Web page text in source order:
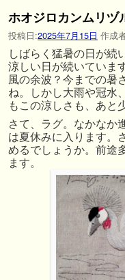
ホオジロカンムリヅ
投稿日:2025年7月15日 作成
しばらく猛暑の日が続
涼しい日が続いていま
風の余波？今までの暑
ね。しかし大雨や冠水
もこの涼しさも、あと
さて、ラグ。なかなか
は夏休みに入ります。
めるでしょうか。前途
ます。